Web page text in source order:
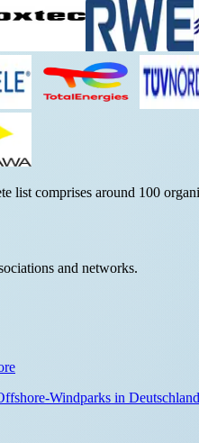
list comprises around 100
and networks.
Windparks in